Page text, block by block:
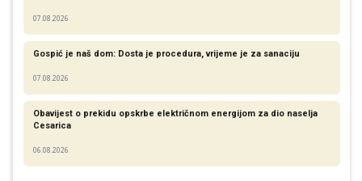
07.08.2026
Gospić je naš dom: Dosta je procedura, vrijeme je za sanaciju
07.08.2026
Obavijest o prekidu opskrbe električnom energijom za dio naselja
Cesarica
06.08.2026